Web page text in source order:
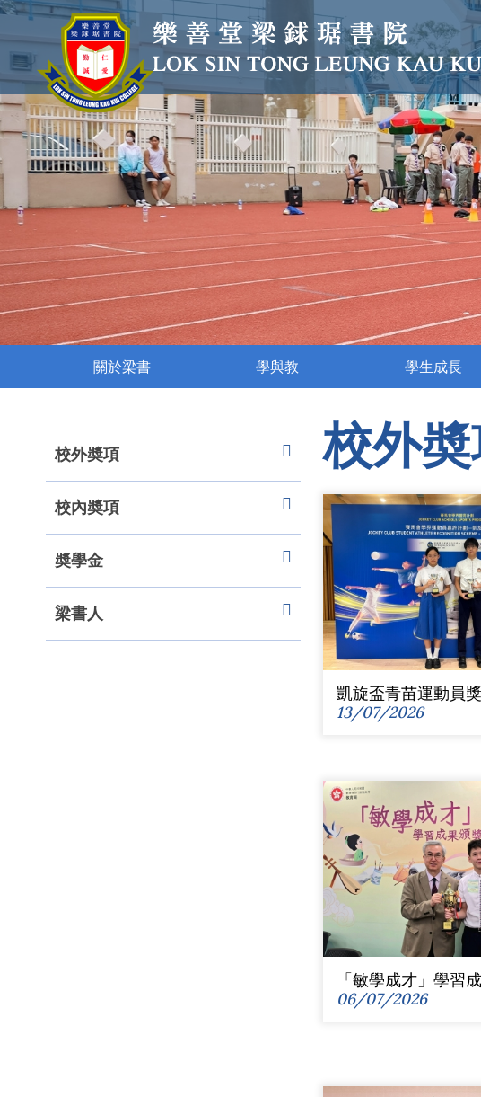
關於梁書 學與教 學生成長
校外奬項
校內奬項
奬學金
梁書人
校外
凱旋盃青苗運動員獎
13/07/2026
「敏學成才」學習
06/07/2026